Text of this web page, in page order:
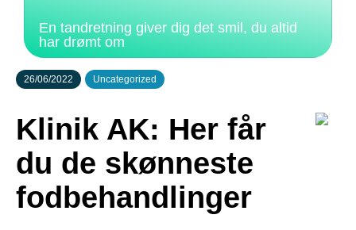
En tandretning giver dig det smil, du altid
har drømt om
26/06/2022 Uncategorized
Klinik AK: Her får
du de skønneste
fodbehandlinger